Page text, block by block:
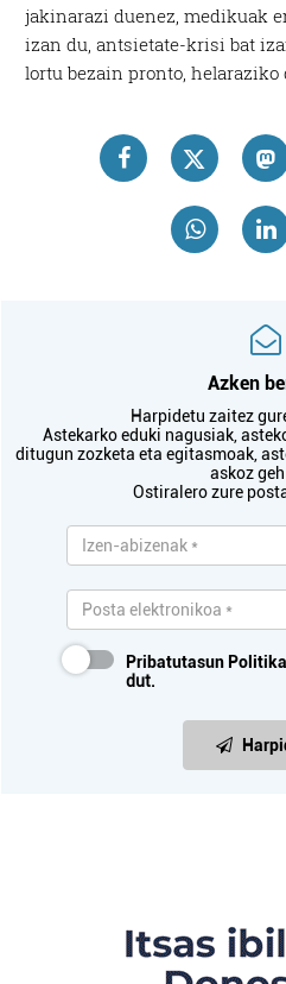
jakinarazi duenez, medikuak
izan du, antsietate-krisi bat
lortu bezain pronto, helaraziko
Azken
Harpidetu zaitez
Astekarko eduki nagusiak,
ditugun zozketa eta egitasmoak,
askoz
Ostiralero zure
Pribatutasun Politika
dut.